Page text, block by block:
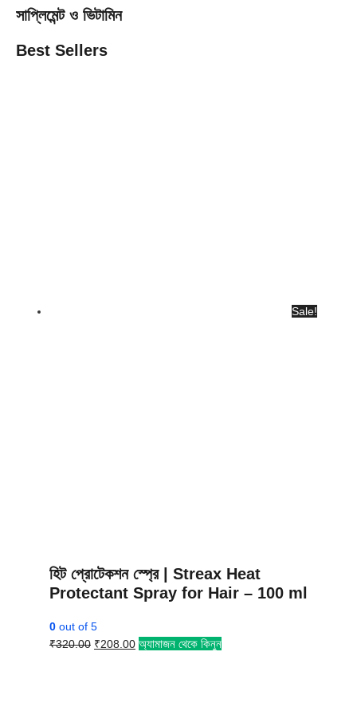
সাপ্লিমেন্ট ও ভিটামিন
Best Sellers
Sale!
হিট প্রোটেকশন স্প্রে | Streax Heat
Protectant Spray for Hair – 100 ml
0 out of 5
₹320.00 Original
₹208.00Current
অ্যামাজন থেকে কিনুন